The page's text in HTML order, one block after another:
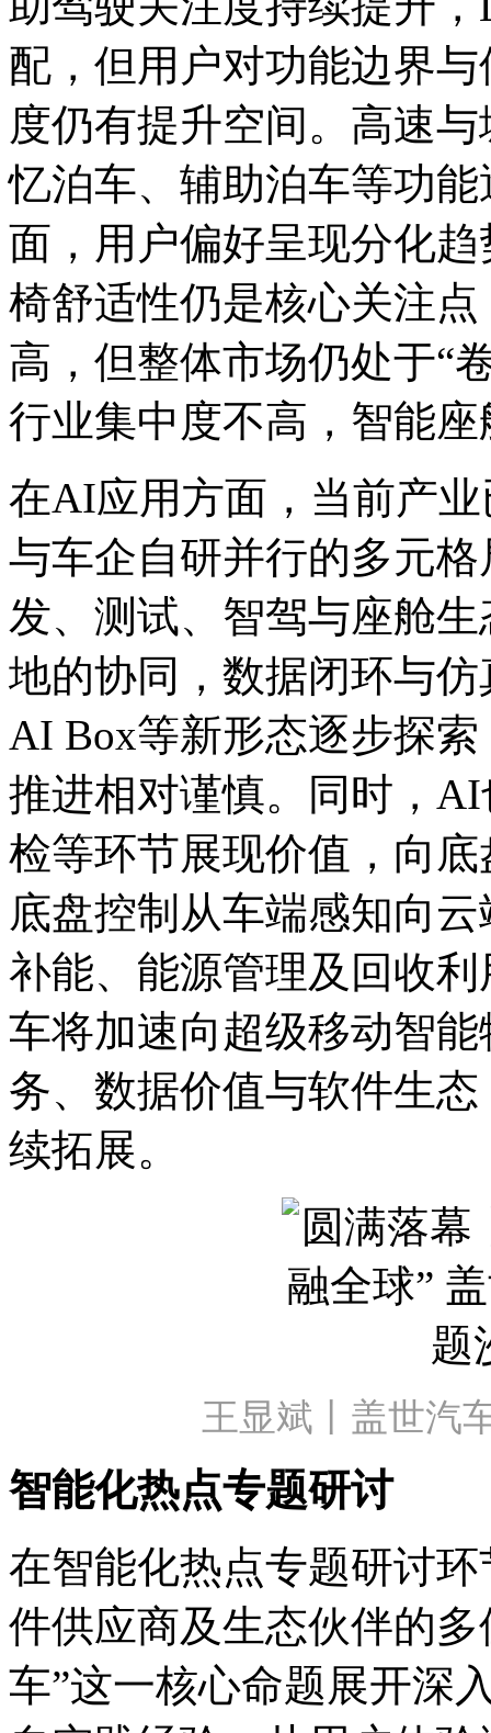
配，但用户对功能边界
度仍有提升空间。高速
忆泊车、辅助泊车等功
面，用户偏好呈现分化
椅舒适性仍是核心关注
高，但整体市场仍处于“
行业集中度不高，智能
在AI应用方面，当前产
与车企自研并行的多元
发、测试、智驾与座舱
地的协同，数据闭环与
AI Box等新形态逐步探
推进相对谨慎。同时，
检等环节展现价值，向
底盘控制从车端感知向
补能、能源管理及回收
车将加速向超级移动智
务、数据价值与软件生
续拓展。
王显斌丨盖世汽
智能化热点专题研讨
在智能化热点专题研讨
件供应商及生态伙伴的
车”这一核心命题展开深